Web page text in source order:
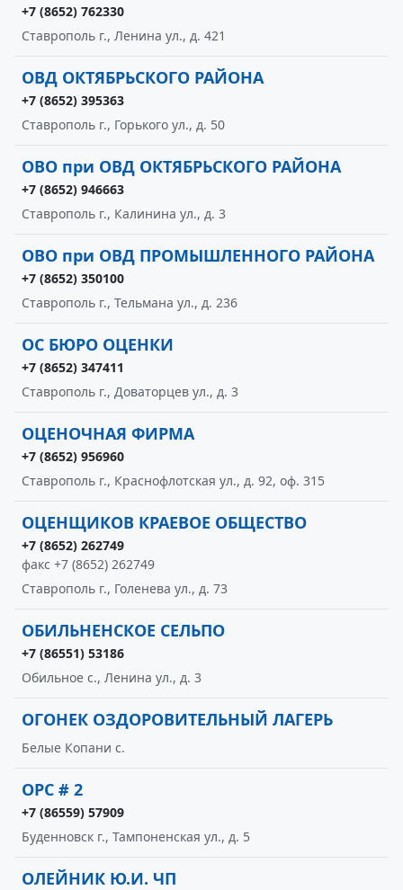
+7 (8652) 762330
Ставрополь г., Ленина ул., д. 421
ОВД ОКТЯБРЬСКОГО РАЙОНА
+7 (8652) 395363
Ставрополь г., Горького ул., д. 50
ОВО при ОВД ОКТЯБРЬСКОГО РАЙОНА
+7 (8652) 946663
Ставрополь г., Калинина ул., д. 3
ОВО при ОВД ПРОМЫШЛЕННОГО РАЙОНА
+7 (8652) 350100
Ставрополь г., Тельмана ул., д. 236
ОС БЮРО ОЦЕНКИ
+7 (8652) 347411
Ставрополь г., Доваторцев ул., д. 3
ОЦЕНОЧНАЯ ФИРМА
+7 (8652) 956960
Ставрополь г., Краснофлотская ул., д. 92, оф. 315
ОЦЕНЩИКОВ КРАЕВОЕ ОБЩЕСТВО
+7 (8652) 262749
факс +7 (8652) 262749
Ставрополь г., Голенева ул., д. 73
ОБИЛЬНЕНСКОЕ СЕЛЬПО
+7 (86551) 53186
Обильное с., Ленина ул., д. 3
ОГОНЕК ОЗДОРОВИТЕЛЬНЫЙ ЛАГЕРЬ
Белые Копани с.
ОРС # 2
+7 (86559) 57909
Буденновск г., Тампоненская ул., д. 5
ОЛЕЙНИК Ю.И. ЧП